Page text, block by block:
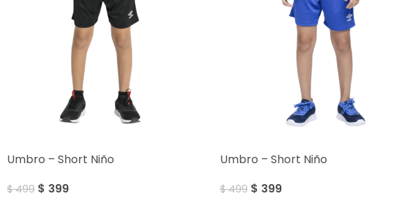
Umbro – Short Niño
$499 $ 399
Umbro – Short Niño
$499 $ 399